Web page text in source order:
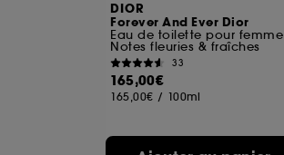
DIOR
Forever And Ever Dior
Eau de toilette pour femme
Notes fleuries & fraîches
33
165,00€
165,00€ / 100ml